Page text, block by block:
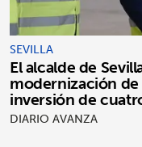
SEVILLA
El alcalde de
modernización de
inversión de
DIARIO AVANZA